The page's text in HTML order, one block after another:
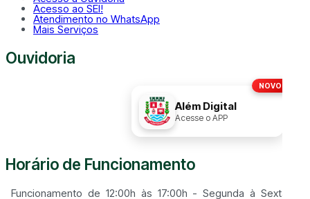
Acesso ao SEI!
Atendimento no WhatsApp
Mais Serviços
Ouvidoria
NOVO!
Além Digital
Acesse o APP
Horário de Funcionamento
Funcionamento de 12:00h às 17:00h - Segunda à Sexta